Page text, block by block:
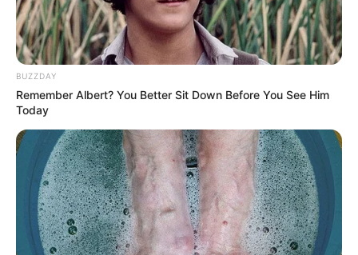
BUZZDAY
Remember Albert? You Better Sit Down Before You See Him
Today